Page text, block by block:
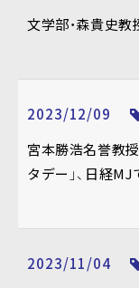
文学部・森貴史
2023/12/09
宮本勝浩名誉教
タデー」、日経
2023/11/04